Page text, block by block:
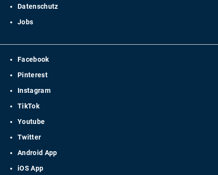
Datenschutz
Jobs
Facebook
Pinterest
Instagram
TikTok
Youtube
Twitter
Android App
iOS App